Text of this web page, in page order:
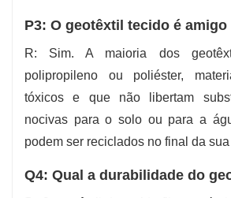
P3: O geotêxtil tecido é
R: Sim. A maioria dos
polipropileno ou poliéster,
tóxicos e que não libertam
nocivas para o solo ou para a
podem ser reciclados no final da
Q4: Qual a durabilidade do